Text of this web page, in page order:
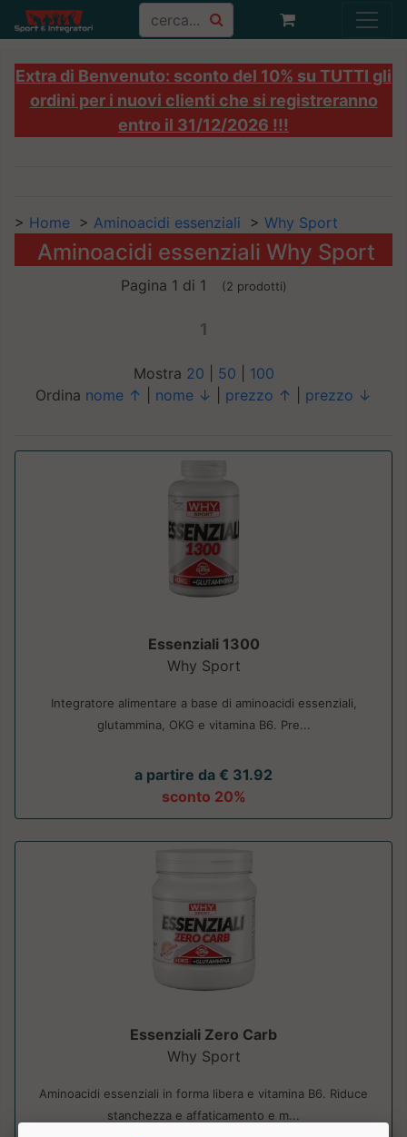
Extra di Benvenuto: sconto del 10% su TUTTI gli
ordini per i nuovi clienti che si registreranno
entro il 31/12/2026 !!!
> Home > Aminoacidi essenziali > Why Sport
Aminoacidi essenziali Why Sport
Pagina 1 di 1 (2 prodotti)
1
Mostra 20 50
100
Ordina nome ↑ nome ↓ prezzo ↑ prezzo ↓
Essenziali 1300
Why Sport
Integratore alimentare a base di aminoacidi essenziali,
glutammina, OKG e vitamina B6. Pre...
a partire da € 31.92
sconto 20%
Essenziali Zero Carb
Why Sport
Aminoacidi essenziali in forma libera e vitamina B6. Riduce
stanchezza e affaticamento e m...